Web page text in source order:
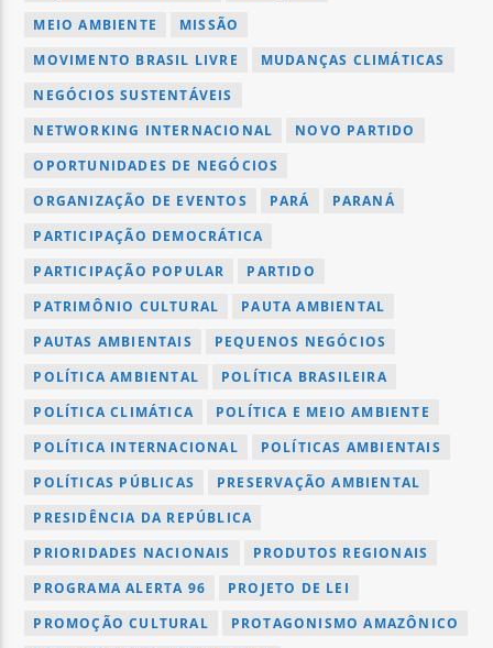
MEIO AMBIENTE
MISSÃO
MOVIMENTO BRASIL LIVRE
MUDANÇAS CLIMÁTICAS
NEGÓCIOS SUSTENTÁVEIS
NETWORKING INTERNACIONAL
NOVO PARTIDO
OPORTUNIDADES DE NEGÓCIOS
ORGANIZAÇÃO DE EVENTOS
PARÁ
PARANÁ
PARTICIPAÇÃO DEMOCRÁTICA
PARTICIPAÇÃO POPULAR
PARTIDO
PATRIMÔNIO CULTURAL
PAUTA AMBIENTAL
PAUTAS AMBIENTAIS
PEQUENOS NEGÓCIOS
POLÍTICA AMBIENTAL
POLÍTICA BRASILEIRA
POLÍTICA CLIMÁTICA
POLÍTICA E MEIO AMBIENTE
POLÍTICA INTERNACIONAL
POLÍTICAS AMBIENTAIS
POLÍTICAS PÚBLICAS
PRESERVAÇÃO AMBIENTAL
PRESIDÊNCIA DA REPÚBLICA
PRIORIDADES NACIONAIS
PRODUTOS REGIONAIS
PROGRAMA ALERTA 96
PROJETO DE LEI
PROMOÇÃO CULTURAL
PROTAGONISMO AMAZÔNICO